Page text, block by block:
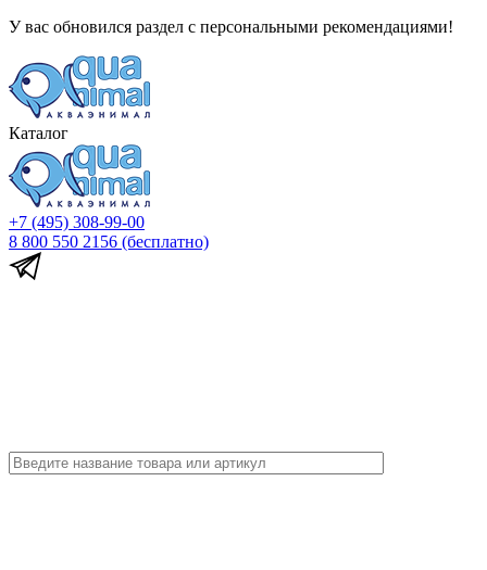
У вас обновился раздел с персональными рекомендациями!
Каталог
+7 (495) 308-99-00
8 800 550 2156 (бесплатно)